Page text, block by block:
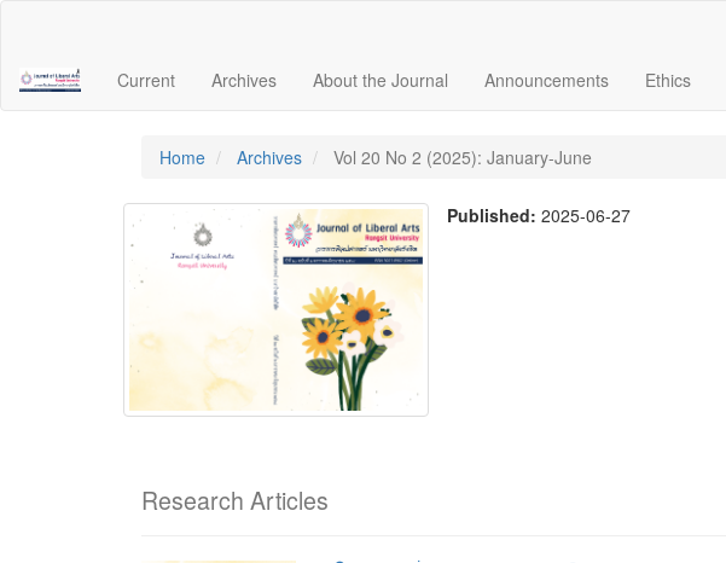
page
content
Current Archives About the Journal Announcements Ethics
Home Archives Vol 20 No 2 (2025): January-June
Published:2025-06-27
Research Articles